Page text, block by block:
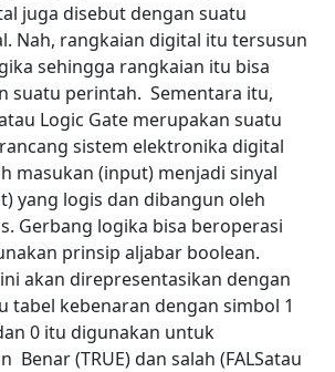
juga disebut dengan suatu
Nah, rangkaian digital itu tersusun
sehingga rangkaian itu bisa
suatu perintah. Sementara itu,
Logic Gate merupakan suatu
sistem elektronika digital
masukan (input) menjadi sinyal
yang logis dan dibangun oleh
Gerbang logika bisa beroperasi
prinsip aljabar boolean.
akan direpresentasikan dengan
tabel kebenaran dengan simbol 1
0 itu digunakan untuk
Benar (TRUE) dan salah (FALSatau